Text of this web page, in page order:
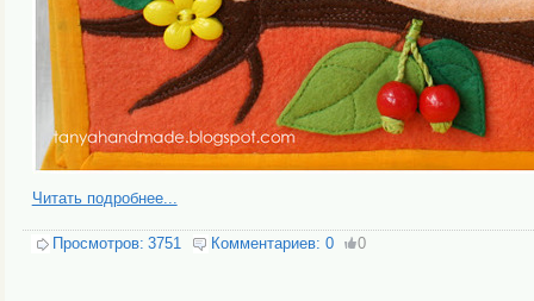
Читать подробнее...
Просмотров: 3751 Комментариев: 0 0